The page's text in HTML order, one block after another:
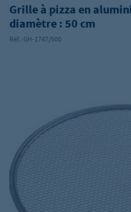
Grille à pizza en
diamètre : 50 cm
Réf.: GH-1747/500